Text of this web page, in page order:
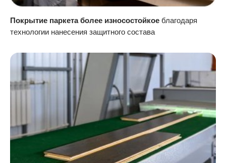
Покрытие паркета более износостойкое благодаря
технологии нанесения защитного состава